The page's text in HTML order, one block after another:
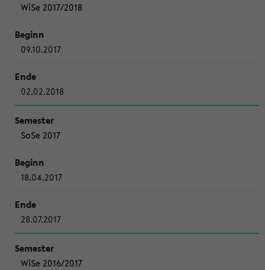
WiSe 2017/2018
09.10.2017
02.02.2018
SoSe 2017
18.04.2017
28.07.2017
WiSe 2016/2017